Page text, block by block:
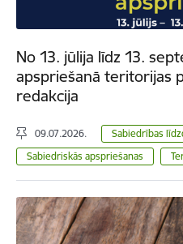
No 13. jūlija līdz 13.
apspriešanā teritorijas
redakcija
09.07.2026.
Sabiedrības
Sabiedriskās apspriešanas